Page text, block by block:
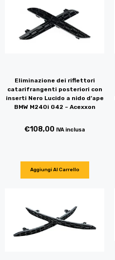
Eliminazione dei riflettori
catarifrangenti posteriori con
inserti Nero Lucido a nido d’ape
BMW M240i G42 – Acexxon
€108,00 IVA inclusa
Aggiungi Al Carrello